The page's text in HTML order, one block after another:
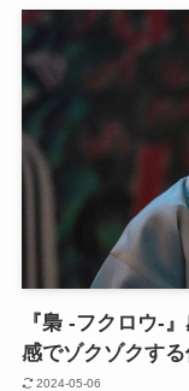
『梟 -フクロウ-
感でゾクゾクす
2024-05-06